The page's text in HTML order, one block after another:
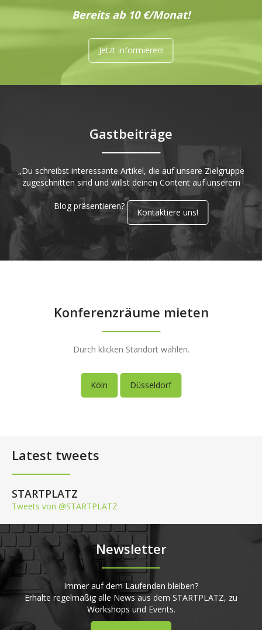
Bereits ab 10 €/Monat!
Jetzt informieren!
Gastbeiträge
„Du schreibst interessante Artikel, die auf unsere Zielgruppe
zugeschnitten sind und willst deinen Content auf unserem
Blog präsentieren?
Kontaktiere uns!
Konferenzräume mieten
Durch klicken Standort wählen.
Köln Düsseldorf
Latest tweets
STARTPLATZ
Tweets von @STARTPLATZ
Newsletter
Immer auf dem Laufenden bleiben?
Erhalte regelmäßig alle News aus dem STARTPLATZ, zu
Workshops und Events.